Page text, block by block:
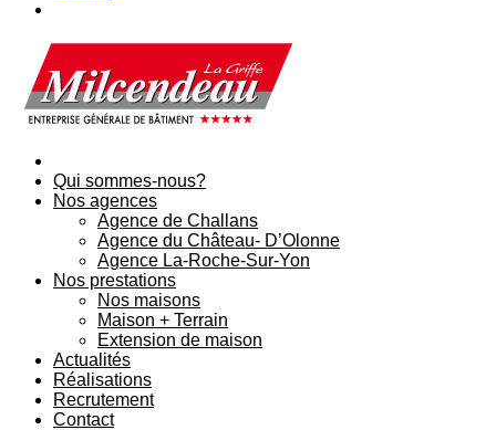
Qui sommes-nous?
Nos agences
Agence de Challans
Agence du Château- D’Olonne
Agence La-Roche-Sur-Yon
Nos prestations
Nos maisons
Maison + Terrain
Extension de maison
Actualités
Réalisations
Recrutement
Contact